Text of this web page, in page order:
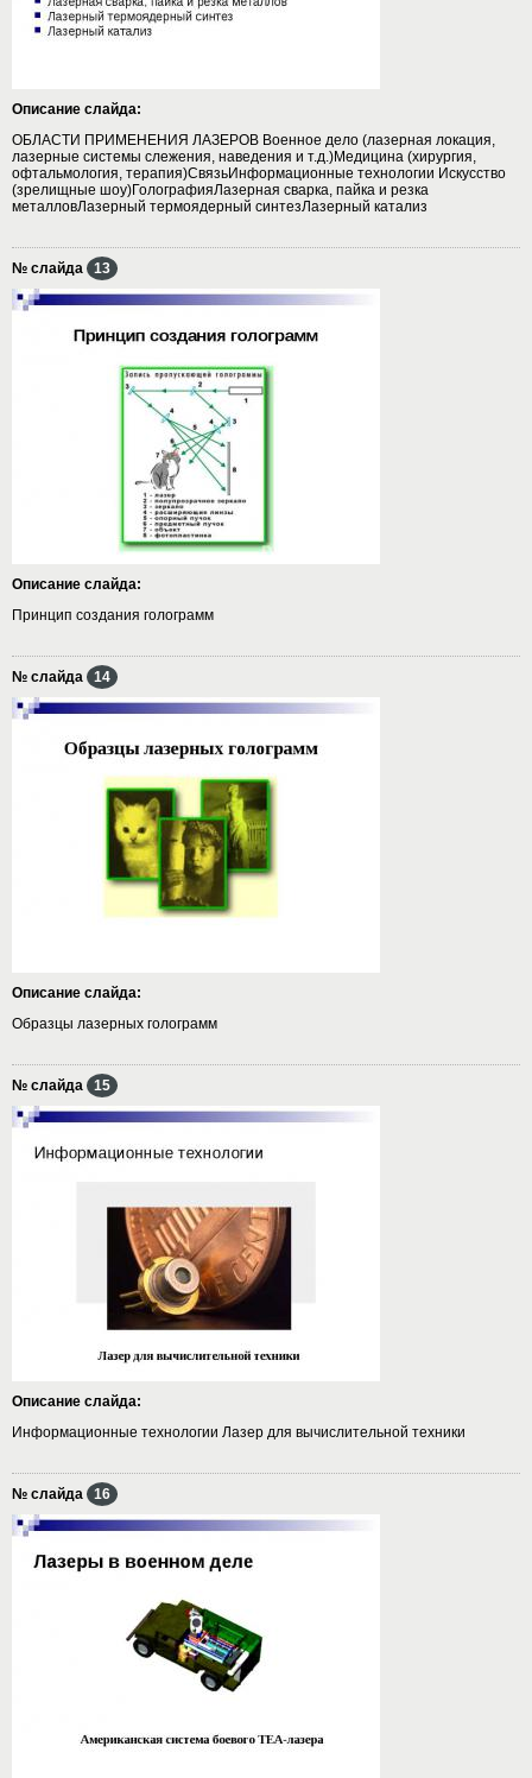
Описание слайда:
ОБЛАСТИ ПРИМЕНЕНИЯ ЛАЗЕРОВ Военное дело (лазерная локация,
лазерные системы слежения, наведения и т.д.)Медицина (хирургия,
офтальмология, терапия)СвязьИнформационные технологии Искусство
(зрелищные шоу)ГолографияЛазерная сварка, пайка и резка
металловЛазерный термоядерный синтезЛазерный катализ
№ слайда 13
Описание слайда:
Принцип создания голограмм
№ слайда 14
Описание слайда:
Образцы лазерных голограмм
№ слайда 15
Описание слайда:
Информационные технологии Лазер для вычислительной техники
№ слайда 16